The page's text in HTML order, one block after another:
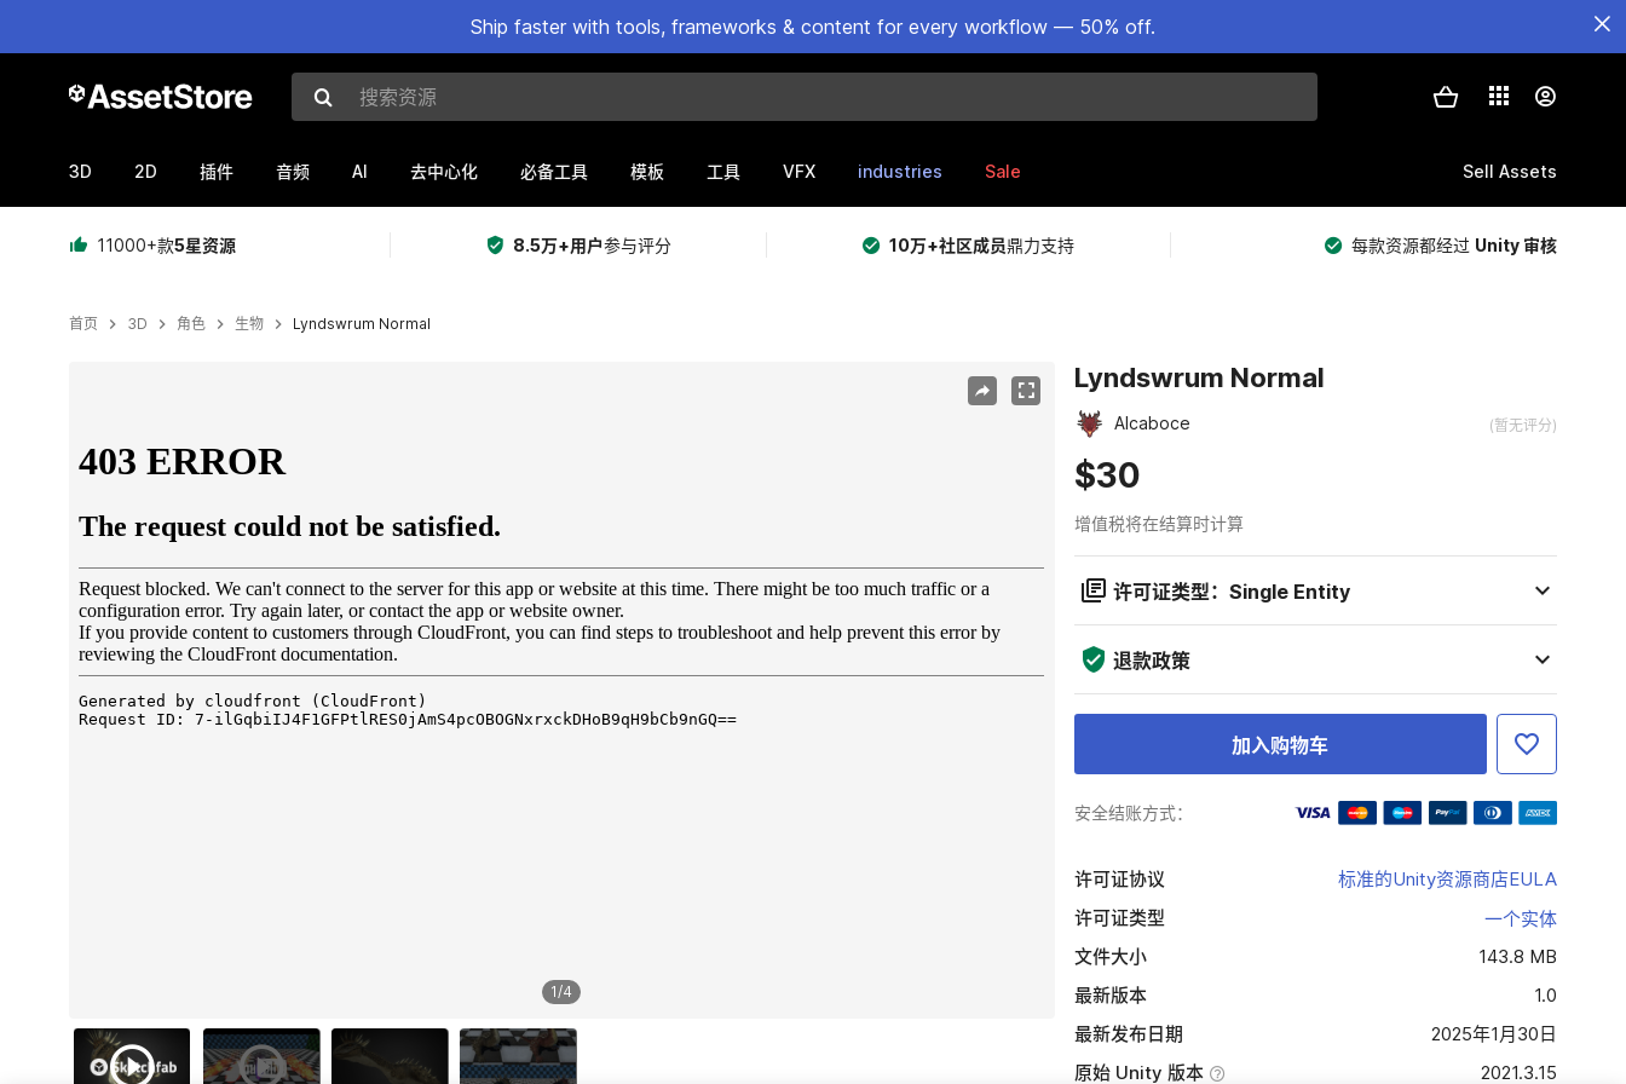
Ship faster with tools, frameworks & content for every workflow — 50% off.
搜索资源
3D 2D 插件 音频 AI 去中心化 必备工具 模板 工具 VFX industries Sale Sell Assets
11000+款5星资源 8.5万+用户参与评分 10万+社区成员鼎力支持 每款资源都经过 Unity 审核
首页 3D 角色 生物 Lyndswrum Normal
1/4
Lyndswrum Normal
Alcaboce (暂无评分)
$30
增值税将在结算时计算
许可证类型：Single Entity
退款政策
加入购物车
安全结账方式：
许可证协议
标准的Unity资源商店EULA
许可证类型
一个实体
文件大小
143.8 MB
最新版本
1.0
最新发布日期
2025年1月30日
原始 Unity 版本
2021.3.15